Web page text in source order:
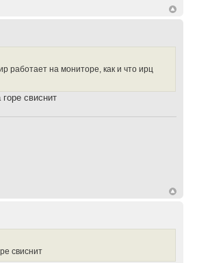
работает на мониторе, как и что ирц
свиснит
свиснит